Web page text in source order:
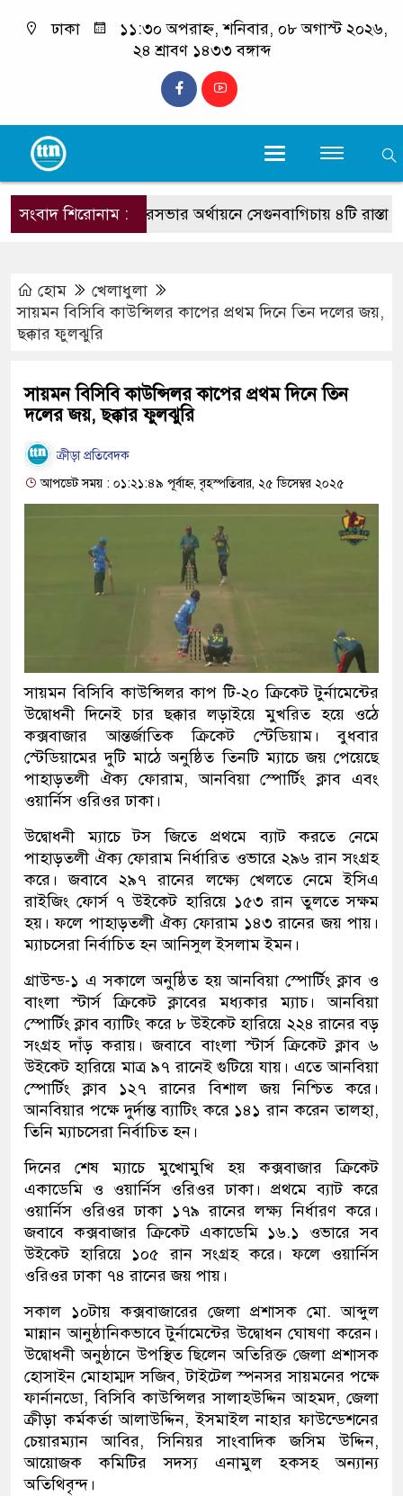
ঢাকা
১১:৩০ অপরাহ্ন, শনিবার, ০৮ অগাস্ট ২০২৬,
২৪ শ্রাবণ ১৪৩৩ বঙ্গাব্দ
সংবাদ শিরোনাম :পৌরসভার অর্থায়নে সেগুনবাগিচায় ৪টি রাস্তা নির্মাণ
হোম
খেলাধুলা
সায়মন বিসিবি কাউন্সিলর কাপের প্রথম দিনে তিন দলের জয়,
ছক্কার ফুলঝুরি
সায়মন বিসিবি কাউন্সিলর কাপের প্রথম দিনে তিন
দলের জয়, ছক্কার ফুলঝুরি
ক্রীড়া প্রতিবেদক
আপডেট সময় : ০১:২১:৪৯ পূর্বাহ্ন, বৃহস্পতিবার, ২৫ ডিসেম্বর ২০২৫
সায়মন বিসিবি কাউন্সিলর কাপ টি-২০ ক্রিকেট টুর্নামেন্টের
উদ্বোধনী দিনেই চার ছক্কার লড়াইয়ে মুখরিত হয়ে ওঠে
কক্সবাজার আন্তর্জাতিক ক্রিকেট স্টেডিয়াম। বুধবার
স্টেডিয়ামের দুটি মাঠে অনুষ্ঠিত তিনটি ম্যাচে জয় পেয়েছে
পাহাড়তলী ঐক্য ফোরাম, আনবিয়া স্পোর্টিং ক্লাব এবং
ওয়ার্নিস ওরিওর ঢাকা।
উদ্বোধনী ম্যাচে টস জিতে প্রথমে ব্যাট করতে নেমে
পাহাড়তলী ঐক্য ফোরাম নির্ধারিত ওভারে ২৯৬ রান সংগ্রহ
করে। জবাবে ২৯৭ রানের লক্ষ্যে খেলতে নেমে ইসিএ
রাইজিং ফোর্স ৭ উইকেট হারিয়ে ১৫৩ রান তুলতে সক্ষম
হয়। ফলে পাহাড়তলী ঐক্য ফোরাম ১৪৩ রানের জয় পায়।
ম্যাচসেরা নির্বাচিত হন আনিসুল ইসলাম ইমন।
গ্রাউন্ড-১ এ সকালে অনুষ্ঠিত হয় আনবিয়া স্পোর্টিং ক্লাব ও
বাংলা স্টার্স ক্রিকেট ক্লাবের মধ্যকার ম্যাচ। আনবিয়া
স্পোর্টিং ক্লাব ব্যাটিং করে ৮ উইকেট হারিয়ে ২২৪ রানের বড়
সংগ্রহ দাঁড় করায়। জবাবে বাংলা স্টার্স ক্রিকেট ক্লাব ৬
উইকেট হারিয়ে মাত্র ৯৭ রানেই গুটিয়ে যায়। এতে আনবিয়া
স্পোর্টিং ক্লাব ১২৭ রানের বিশাল জয় নিশ্চিত করে।
আনবিয়ার পক্ষে দুর্দান্ত ব্যাটিং করে ১৪১ রান করেন তালহা,
তিনি ম্যাচসেরা নির্বাচিত হন।
দিনের শেষ ম্যাচে মুখোমুখি হয় কক্সবাজার ক্রিকেট
একাডেমি ও ওয়ার্নিস ওরিওর ঢাকা। প্রথমে ব্যাট করে
ওয়ার্নিস ওরিওর ঢাকা ১৭৯ রানের লক্ষ্য নির্ধারণ করে।
জবাবে কক্সবাজার ক্রিকেট একাডেমি ১৬.১ ওভারে সব
উইকেট হারিয়ে ১০৫ রান সংগ্রহ করে। ফলে ওয়ার্নিস
ওরিওর ঢাকা ৭৪ রানের জয় পায়।
সকাল ১০টায় কক্সবাজারের জেলা প্রশাসক মো. আব্দুল
মান্নান আনুষ্ঠানিকভাবে টুর্নামেন্টের উদ্বোধন ঘোষণা করেন।
উদ্বোধনী অনুষ্ঠানে উপস্থিত ছিলেন অতিরিক্ত জেলা প্রশাসক
হোসাইন মোহাম্মদ সজিব, টাইটেল স্পনসর সায়মনের পক্ষে
ফার্নানডো, বিসিবি কাউন্সিলর সালাহউদ্দিন আহমদ, জেলা
ক্রীড়া কর্মকর্তা আলাউদ্দিন, ইসমাইল নাহার ফাউন্ডেশনের
চেয়ারম্যান আবির, সিনিয়র সাংবাদিক জসিম উদ্দিন,
আয়োজক কমিটির সদস্য এনামুল হকসহ অন্যান্য
অতিথিবৃন্দ।